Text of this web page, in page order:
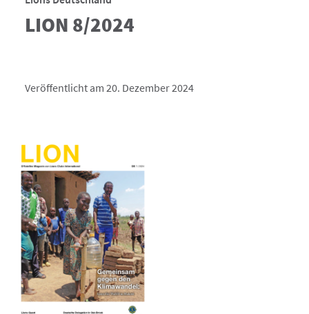
LION 8/2024
Veröffentlicht am 20. Dezember 2024